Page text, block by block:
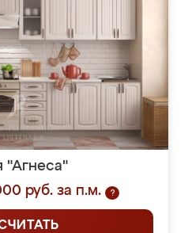
"Агнеса"
руб. за п.м.
?